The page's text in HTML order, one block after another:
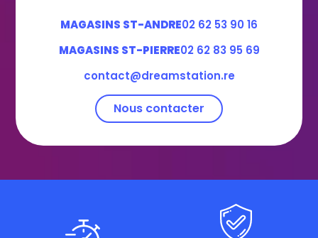
MAGASINS ST-ANDRE02 62 53 90 16
MAGASINS ST-PIERRE02 62 83 95 69
contact@dreamstation.re
Nous contacter